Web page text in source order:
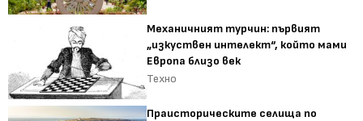
Механичният турчин: първият
„изкуствен интелект“, който мами
Европа близо век
Техно
Праисторическите селища по